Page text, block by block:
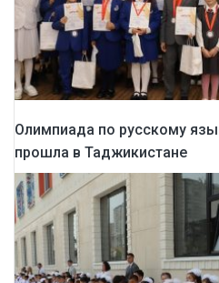
Олимпиада по русскому
прошла в Таджикистане